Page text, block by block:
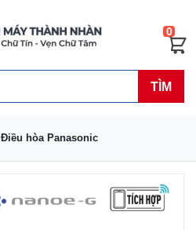
TÌM
0
Điều hòa Panasonic